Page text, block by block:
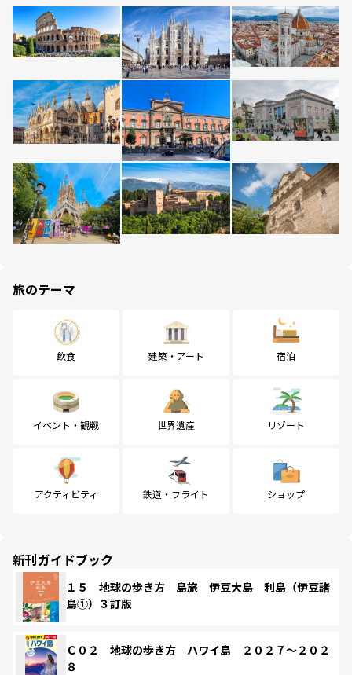
旅のテーマ
飲食 建築・アート 宿泊
イベント・観戦 世界遺産 リゾート
アクティビティ 鉄道・フライト ショップ
新刊ガイドブック
１５ 地球の歩き方 島旅 伊豆大島 利島（伊豆諸
島①）３訂版
Ｃ０２ 地球の歩き方 ハワイ島 ２０２７～２０２
８